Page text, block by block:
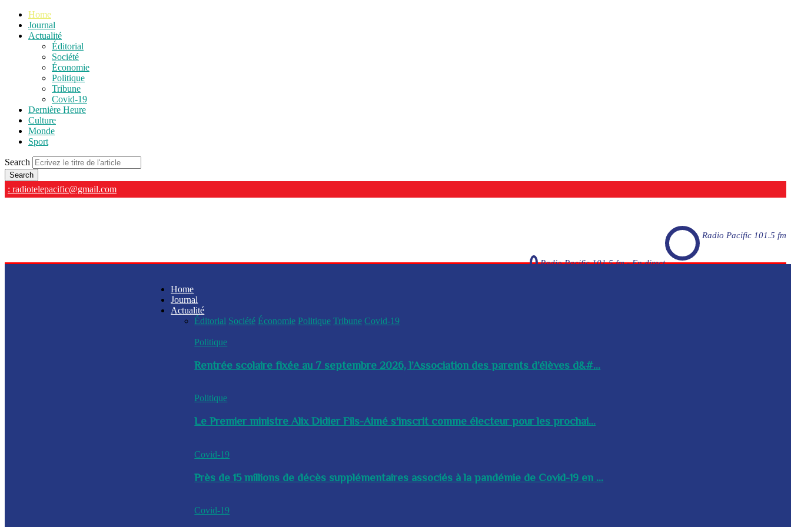
Home
Journal
Actualité
Éditorial
Société
Économie
Politique
Tribune
Covid-19
Dernière Heure
Culture
Monde
Sport
Search
: radiotelepacific@gmail.com
Radio Pacific 101.5 fm
Radio Pacific 101.5 fm - En direct
Home
Journal
Actualité
Éditorial Société Économie Politique Tribune Covid-19
Politique
Rentrée scolaire fixée au 7 septembre 2026, l’Association des parents d’élèves d&#...
Politique
Le Premier ministre Alix Didier Fils-Aimé s'inscrit comme électeur pour les prochai...
Covid-19
Près de 15 millions de décès supplémentaires associés à la pandémie de Covid-19 en ...
Covid-19